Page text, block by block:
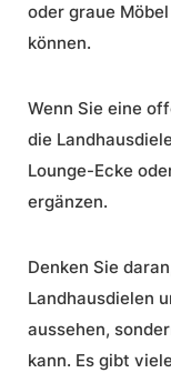
oder graue
können.
Wenn Sie eine
die
Lounge-Ecke
ergänzen.
Denken Sie
Landhausdielen
aussehen,
kann. Es gibt